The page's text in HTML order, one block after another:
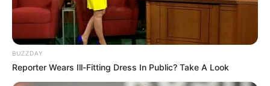
ലൈംഗികാതിക്രമം നടന്നിട്ടുണ്ടോയെന്ന
കാര്യത്തിലും കൂടുതൽ വ്യക്തത ലഭിക്കുമെന്നാണ്
പൊലീസ് അറിയിച്ചത്.
Tags: Police dead Anganwadi Teacher
BUZZDAY
Reporter Wears Ill-Fitting Dress In Public? Take A Look